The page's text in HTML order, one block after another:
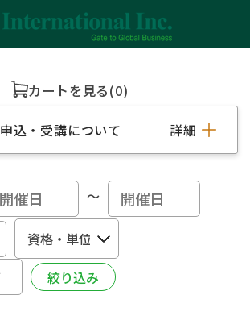
カートを見る(0)
込・受講について 詳細
～